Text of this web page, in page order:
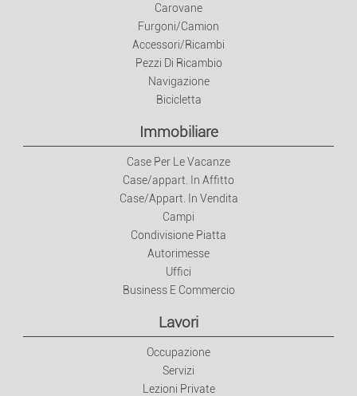
Carovane
Furgoni/Camion
Accessori/Ricambi
Pezzi Di Ricambio
Navigazione
Bicicletta
Immobiliare
Case Per Le Vacanze
Case/appart. In Affitto
Case/Appart. In Vendita
Campi
Condivisione Piatta
Autorimesse
Uffici
Business E Commercio
Lavori
Occupazione
Servizi
Lezioni Private